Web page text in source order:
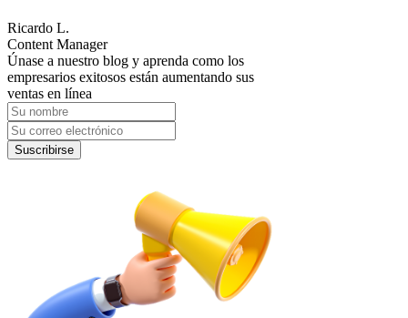
Ricardo L.
Content Manager
Únase a nuestro blog y aprenda como los
empresarios exitosos están aumentando sus
ventas en línea
Suscribirse